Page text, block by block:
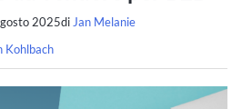
2025di Jan Melanie
Kohlbach